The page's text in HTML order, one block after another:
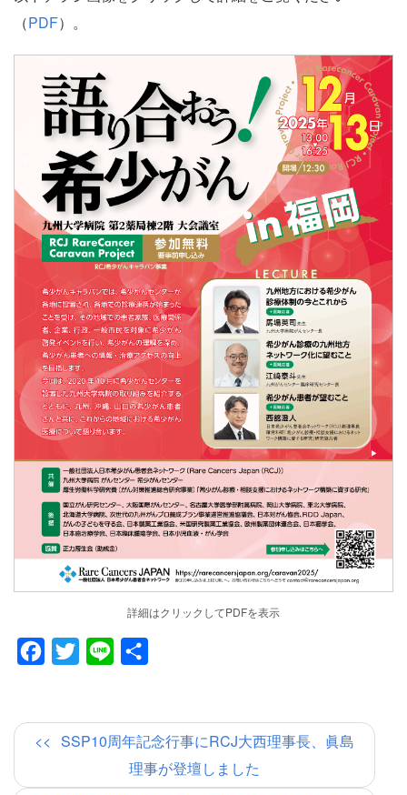
（PDF）。
詳細はクリックしてPDFを表示
Facebook
Twitter Line
SSP10周年記念行事にRCJ大西理事長、眞島
理事が登壇しました